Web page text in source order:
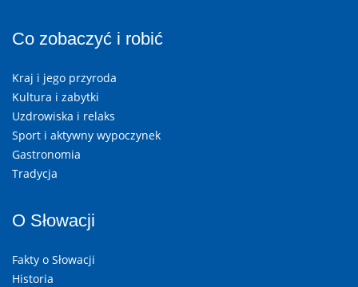
Co zobaczyć i robić
Kraj i jego przyroda
Kultura i zabytki
Uzdrowiska i relaks
Sport i aktywny wypoczynek
Gastronomia
Tradycja
O Słowacji
Fakty o Słowacji
Historia